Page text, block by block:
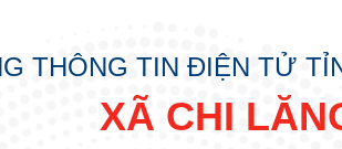
THÔNG TIN ĐIỆN TỬ
XÃ CHI